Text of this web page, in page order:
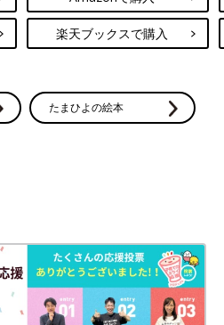
楽天ブックスで購入
たまひよの絵本